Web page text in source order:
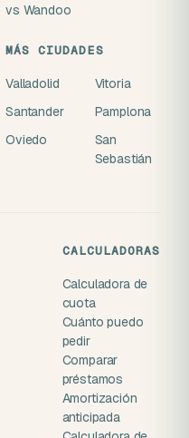
vs Wandoo
MÁS CIUDADES
Valladolid
Vitoria
Santander
Pamplona
Oviedo
San
Sebastián
CALCULADORAS
Calculadora de
cuota
Cuánto puedo
pedir
Comparar
préstamos
Amortización
anticipada